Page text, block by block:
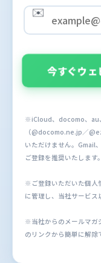
✉️
今すぐウ
※iCloud、docomo、au
（@docomo.ne.jp／
いただけません。Gmail
ご登録を推奨いたします。
※ご登録いただいた個人
に管理し、当社サービス
※当社からのメールマガ
のリンクから簡単に解除